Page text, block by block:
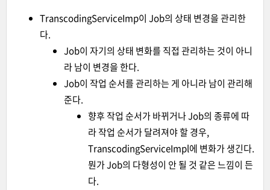
TranscodingServiceImp이 Job의 상태 변경을 관리한
다.
Job이 자기의 상태 변화를 직접 관리하는 것이 아니
라 남이 변경을 한다.
Job이 작업 순서를 관리하는 게 아니라 남이 관리해
준다.
향후 작업 순서가 바뀌거나 Job의 종류에 따
라 작업 순서가 달려져야 할 경우,
TranscodingServiceImpl에 변화가 생긴다.
뭔가 Job의 다형성이 안 될 것 같은 느낌이 든
다.